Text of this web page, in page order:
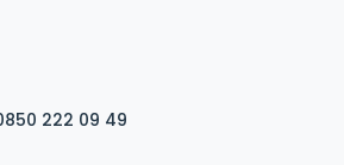
222 09 49